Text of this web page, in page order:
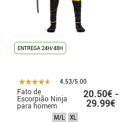
ENTREGA 24H/48H
4.53/5.00
Fato de
Escorpião Ninja
para homem
20.50€ -
29.99€
M/L XL